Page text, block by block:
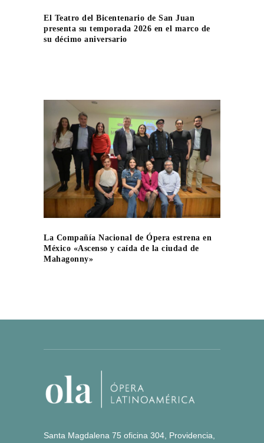
El Teatro del Bicentenario de San Juan
presenta su temporada 2026 en el marco de
su décimo aniversario
La Compañía Nacional de Ópera estrena en
México «Ascenso y caída de la ciudad de
Mahagonny»
Santa Magdalena 75 oficina 304, Providencia,